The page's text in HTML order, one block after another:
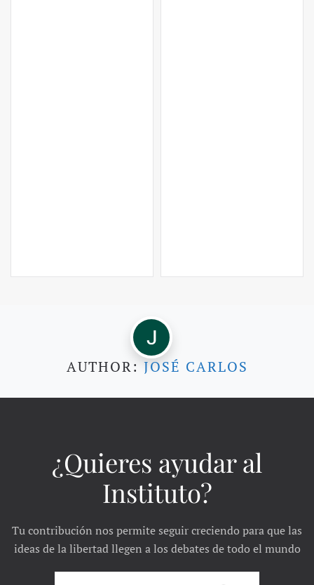
AUTHOR: JOSÉ CARLOS
¿Quieres ayudar al
Instituto?
Tu contribución nos permite seguir creciendo para que las
ideas de la libertad llegen a los debates de todo el mundo